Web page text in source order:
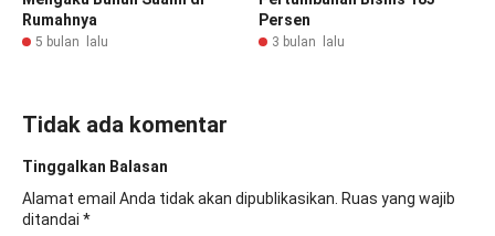
Rumahnya
5 bulan lalu
Persen
3 bulan lalu
Tidak ada komentar
Tinggalkan Balasan
Alamat email Anda tidak akan dipublikasikan. Ruas yang wajib
ditandai *